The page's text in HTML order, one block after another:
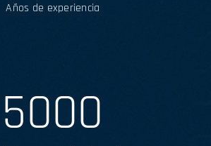
Años de experiencia
5000